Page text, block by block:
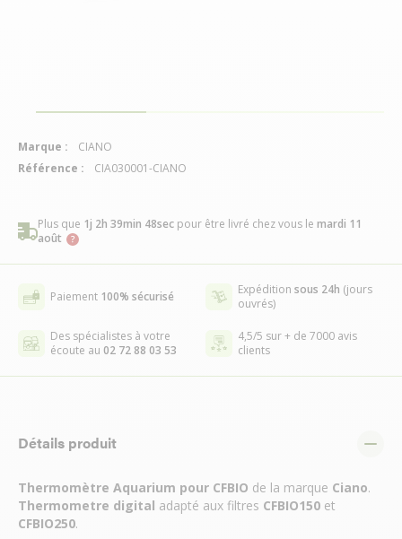
Plus que 1j 2h 39min 48sec pour être livré chez vous le mardi 11
août
Paiement 100% sécurisé Expédition sous 24h (jours
ouvrés)
Des spécialistes à votre
écoute au 02 72 88 03 53
4,5/5 sur + de 7000 avis
clients
Détails produit
Thermomètre Aquarium pour CFBIO de la marque Ciano.
Thermometre digital adapté aux filtres CFBIO150 et
CFBIO250.
Marque :
CIANO
Référence :
CIA030001-CIANO